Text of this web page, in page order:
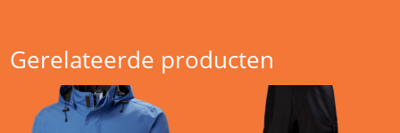
Gerelateerde producten